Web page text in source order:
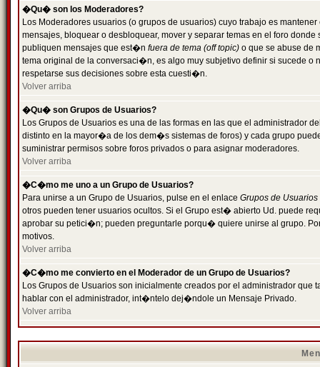
�Qu� son los Moderadores?
Los Moderadores usuarios (o grupos de usuarios) cuyo trabajo es
mensajes, bloquear o desbloquear, mover y separar temas en el foro
publiquen mensajes que est�n fuera de tema (off topic) o que se abuse de
tema original de la conversaci�n, es algo muy subjetivo definir si sucede
respetarse sus decisiones sobre esta cuesti�n.
Volver arriba
�Qu� son Grupos de Usuarios?
Los Grupos de Usuarios es una de las formas en las que el administrador
distinto en la mayor�a de los dem�s sistemas de foros) y cada grupo
suministrar permisos sobre foros privados o para asignar moderadores.
Volver arriba
�C�mo me uno a un Grupo de Usuarios?
Para unirse a un Grupo de Usuarios, pulse en el enlace Grupos de Usuarios
otros pueden tener usuarios ocultos. Si el Grupo est� abierto Ud. puede
aprobar su petici�n; pueden preguntarle porqu� quiere unirse al grupo.
motivos.
Volver arriba
�C�mo me convierto en el Moderador de un Grupo de Usuarios?
Los Grupos de Usuarios son inicialmente creados por el administrador
hablar con el administrador, int�ntelo dej�ndole un Mensaje Privado.
Volver arriba